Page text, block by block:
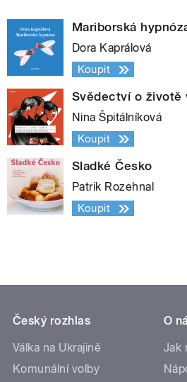
Mariborská
Dora Kaprálová
Koupit
Svědectví o životě
Nina Špitálníková
Koupit
Sladké Česko
Patrik Rozehnal
Koupit
Český rozhlas
Válka na Ukrajině
Komunální volby
O
Jak